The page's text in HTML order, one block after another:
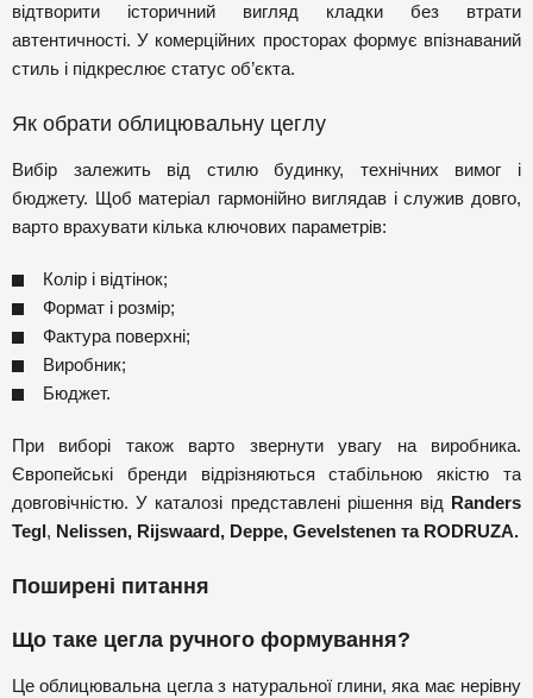
відтворити історичний вигляд кладки без втрати
автентичності. У комерційних просторах формує впізнаваний
стиль і підкреслює статус об’єкта.
Як обрати облицювальну цеглу
Вибір залежить від стилю будинку, технічних вимог і
бюджету. Щоб матеріал гармонійно виглядав і служив довго,
варто врахувати кілька ключових параметрів:
Колір і відтінок;
Формат і розмір;
Фактура поверхні;
Виробник;
Бюджет.
При виборі також варто звернути увагу на виробника.
Європейські бренди відрізняються стабільною якістю та
довговічністю. У каталозі представлені рішення від Randers
Tegl, Nelissen, Rijswaard, Deppe, Gevelstenen та RODRUZA.
Поширені питання
Що таке цегла ручного формування?
Це облицювальна цегла з натуральної глини, яка має нерівну